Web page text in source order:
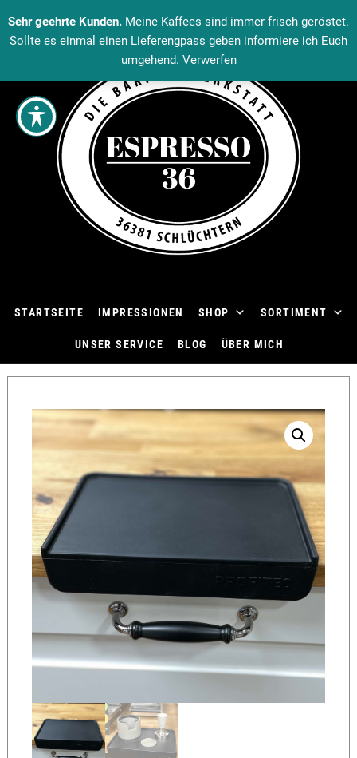
Sehr geehrte Kunden. Meine Kaffees sind immer frisch geröstet.
Sollte es einmal einen Lieferengpass geben informiere ich Euch
umgehend. Verwerfen
STARTSEITE IMPRESSIONEN SHOP SORTIMENT
UNSER SERVICE BLOG ÜBER MICH